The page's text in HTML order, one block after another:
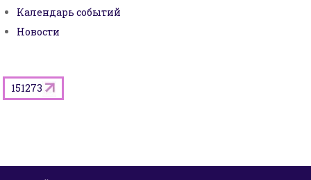
Календарь событий
Новости
151273